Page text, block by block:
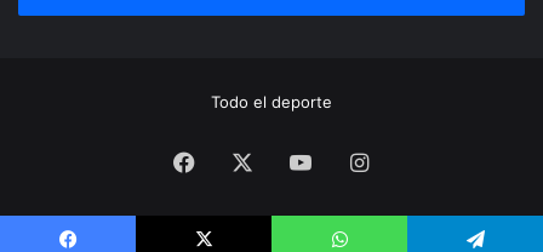
Todo el deporte
Facebook YouTubeInstagram